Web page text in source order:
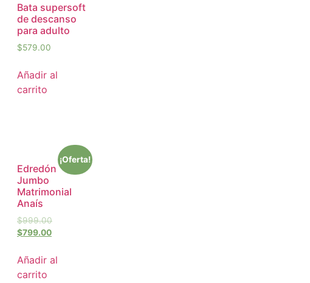
Bata supersoft
de descanso
para adulto
$579.00
Añadir al
carrito
¡Oferta!
Edredón
Jumbo
Matrimonial
Anaís
$999.00
$799.00
Añadir al
carrito